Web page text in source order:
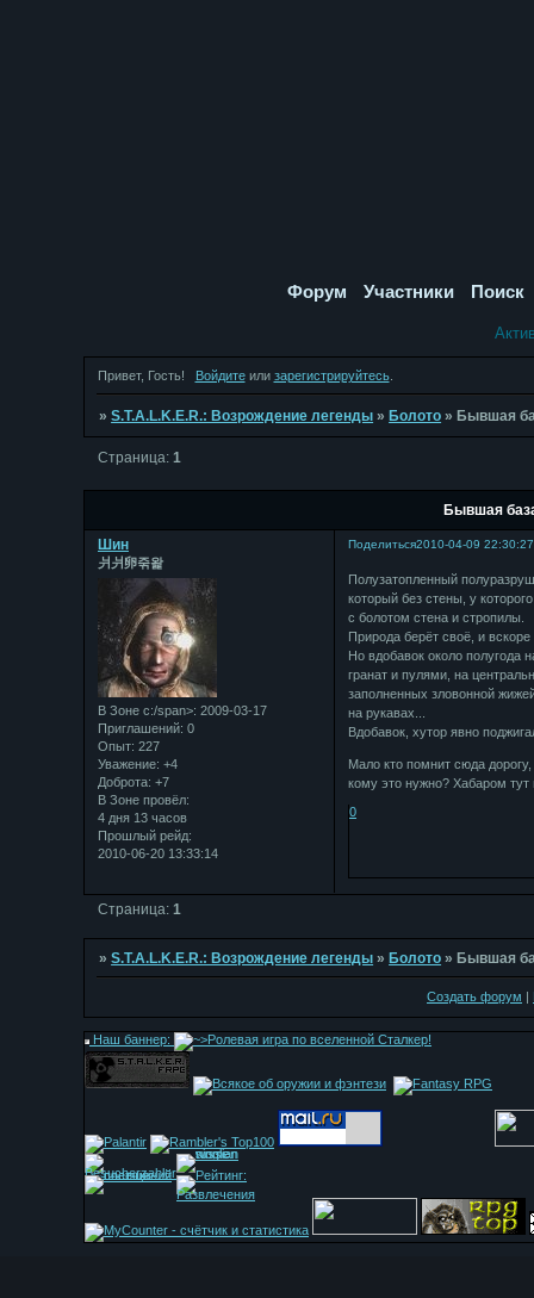
Форум Участники Поиск
Привет, Гость! Войдитеили зарегистрируйтесь.
»S.T.A.L.K.E.R.: Возрождение легенды » Болото » Бывшая
Бывшая
Страница:1
Поделиться2010-04-09 22:30:27
Шин
⽙⽙卵죾왍
В Зоне с:/span>: 2009-03-17
Приглашений: 0
Опыт: 227
Уважение: +4
Доброта: +7
В Зоне провёл:
4 дня 13 часов
Прошлый рейд:
2010-06-20 13:33:14
Полузатопленный
который без стены, у
с болотом стена и стропилы.
Природа берёт своё, и
Но вдобавок около полугода
гранат и пулями, на
заполненных зловонной
на рукавах...
Вдобавок, хутор явно
Мало кто помнит сюда
кому это нужно? Хабаром
0
Страница: 1
»S.T.A.L.K.E.R.: Возрождение легенды » Болото » Бывшая
Создать форум |
Наш баннер: